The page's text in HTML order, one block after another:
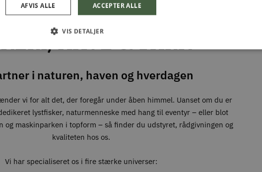
I JAGT & OUTDOOR,
HAVE & PARK
i naturen, haven og hverdagen
vi for alt det, der foregår under åben himmel. Uanset om du er
lystfisker, naturmenneske med hang til eventyr – eller blot
og maskinparken i topform – så finder du udstyret, rådgivningen og
kvaliteten hos os.
Vi har specialiseret os i fire stærke universer:
ACCEPTER ALLE
AFVIS ALLE
VIS DETALJER